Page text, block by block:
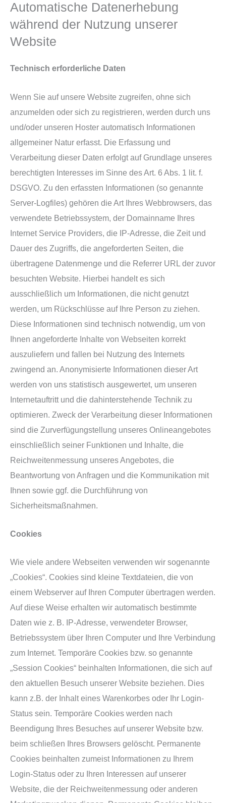
Automatische Datenerhebung
während der Nutzung unserer
Website
Technisch erforderliche Daten
Wenn Sie auf unsere Website zugreifen, ohne sich
anzumelden oder sich zu registrieren, werden durch uns
und/oder unseren Hoster automatisch Informationen
allgemeiner Natur erfasst. Die Erfassung und
Verarbeitung dieser Daten erfolgt auf Grundlage unseres
berechtigten Interesses im Sinne des Art. 6 Abs. 1 lit. f.
DSGVO. Zu den erfassten Informationen (so genannte
Server-Logfiles) gehören die Art Ihres Webbrowsers, das
verwendete Betriebssystem, der Domainname Ihres
Internet Service Providers, die IP-Adresse, die Zeit und
Dauer des Zugriffs, die angeforderten Seiten, die
übertragene Datenmenge und die Referrer URL der zuvor
besuchten Website. Hierbei handelt es sich
ausschließlich um Informationen, die nicht genutzt
werden, um Rückschlüsse auf Ihre Person zu ziehen.
Diese Informationen sind technisch notwendig, um von
Ihnen angeforderte Inhalte von Webseiten korrekt
auszuliefern und fallen bei Nutzung des Internets
zwingend an. Anonymisierte Informationen dieser Art
werden von uns statistisch ausgewertet, um unseren
Internetauftritt und die dahinterstehende Technik zu
optimieren. Zweck der Verarbeitung dieser Informationen
sind die Zurverfügungstellung unseres Onlineangebotes
einschließlich seiner Funktionen und Inhalte, die
Reichweitenmessung unseres Angebotes, die
Beantwortung von Anfragen und die Kommunikation mit
Ihnen sowie ggf. die Durchführung von
Sicherheitsmaßnahmen.
Cookies
Wie viele andere Webseiten verwenden wir sogenannte
„Cookies“. Cookies sind kleine Textdateien, die von
einem Webserver auf Ihren Computer übertragen werden.
Auf diese Weise erhalten wir automatisch bestimmte
Daten wie z. B. IP-Adresse, verwendeter Browser,
Betriebssystem über Ihren Computer und Ihre Verbindung
zum Internet. Temporäre Cookies bzw. so genannte
„Session Cookies“ beinhalten Informationen, die sich auf
den aktuellen Besuch unserer Website beziehen. Dies
kann z.B. der Inhalt eines Warenkorbes oder Ihr Login-
Status sein. Temporäre Cookies werden nach
Beendigung Ihres Besuches auf unserer Website bzw.
beim schließen Ihres Browsers gelöscht. Permanente
Cookies beinhalten zumeist Informationen zu Ihrem
Login-Status oder zu Ihren Interessen auf unserer
Website, die der Reichweitenmessung oder anderen